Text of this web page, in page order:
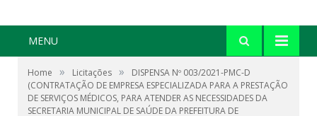
MENU
Home » Licitações »
DISPENSA Nº 003/2021-PMC-D
(CONTRATAÇÃO DE EMPRESA ESPECIALIZADA PARA A PRESTAÇÃO
DE SERVIÇOS MÉDICOS, PARA ATENDER AS NECESSIDADES DA
SECRETARIA MUNICIPAL DE SAÚDE DA PREFEITURA DE